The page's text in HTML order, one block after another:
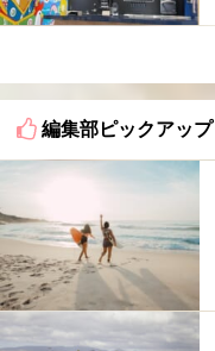
編集部ピックアップ